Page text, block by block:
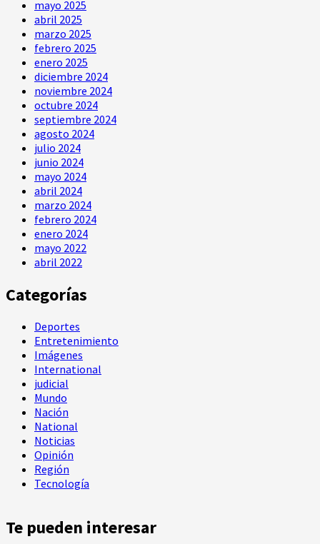
mayo 2025
abril 2025
marzo 2025
febrero 2025
enero 2025
diciembre 2024
noviembre 2024
octubre 2024
septiembre 2024
agosto 2024
julio 2024
junio 2024
mayo 2024
abril 2024
marzo 2024
febrero 2024
enero 2024
mayo 2022
abril 2022
Categorías
Deportes
Entretenimiento
Imágenes
International
judicial
Mundo
Nación
National
Noticias
Opinión
Región
Tecnología
Te pueden interesar